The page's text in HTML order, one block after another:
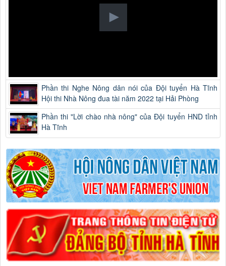
Phần thi Nghe Nông dân nói của Đội tuyển Hà Tĩnh
Hội thi Nhà Nông đua tài năm 2022 tại Hải Phòng
Phần thi "Lời chào nhà nông" của Đội tuyển HND tỉnh
Hà Tĩnh